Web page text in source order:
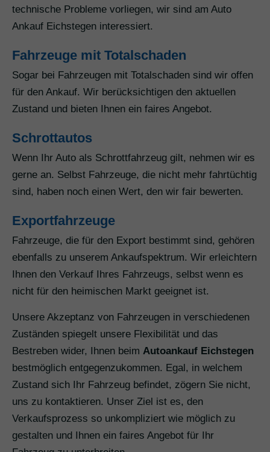
technische Probleme vorliegen, wir sind am Auto
Ankauf Eichstegen interessiert.
Fahrzeuge mit Totalschaden
Sogar bei Fahrzeugen mit Totalschaden sind wir offen
für den Ankauf. Wir berücksichtigen den aktuellen
Zustand und bieten Ihnen ein faires Angebot.
Schrottautos
Wenn Ihr Auto als Schrottfahrzeug gilt, nehmen wir es
gerne an. Selbst Fahrzeuge, die nicht mehr fahrtüchtig
sind, haben noch einen Wert, den wir fair bewerten.
Exportfahrzeuge
Fahrzeuge, die für den Export bestimmt sind, gehören
ebenfalls zu unserem Ankaufspektrum. Wir erleichtern
Ihnen den Verkauf Ihres Fahrzeugs, selbst wenn es
nicht für den heimischen Markt geeignet ist.
Unsere Akzeptanz von Fahrzeugen in verschiedenen
Zuständen spiegelt unsere Flexibilität und das
Bestreben wider, Ihnen beim Autoankauf Eichstegen
bestmöglich entgegenzukommen. Egal, in welchem
Zustand sich Ihr Fahrzeug befindet, zögern Sie nicht,
uns zu kontaktieren. Unser Ziel ist es, den
Verkaufsprozess so unkompliziert wie möglich zu
gestalten und Ihnen ein faires Angebot für Ihr